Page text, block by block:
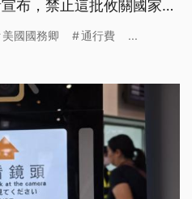
布，禁止這批攸關國家命
，並企圖徵收通行費，引
美國國務卿 通行費 ...